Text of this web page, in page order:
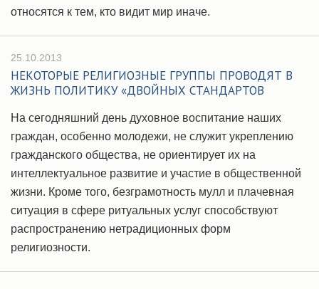
относятся к тем, кто видит мир иначе.
25.10.2013
НЕКОТОРЫЕ РЕЛИГИОЗНЫЕ ГРУППЫ ПРОВОДЯТ В
ЖИЗНЬ ПОЛИТИКУ «ДВОЙНЫХ СТАНДАРТОВ
На сегодняшний день духовное воспитание наших
граждан, особенно молодежи, не служит укреплению
гражданского общества, не ориентирует их на
интеллектуальное развитие и участие в общественной
жизни. Кроме того, безграмотность мулл и плачевная
ситуация в сфере ритуальных услуг способствуют
распространению нетрадиционных форм
религиозности.